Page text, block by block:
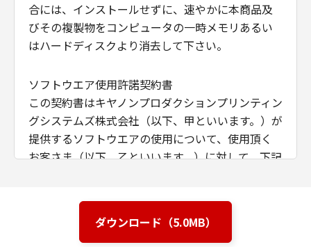
合には、インストールせずに、速やかに本商品及
びその複製物をコンピュータの一時メモリあるい
はハードディスクより消去して下さい。
ソフトウエア使用許諾契約書
この契約書はキヤノンプロダクションプリンティン
グシステムズ株式会社（以下、甲といいます。）が
提供するソフトウエアの使用について、使用頂く
お客さま（以下、乙といいます。）に対して、下記
第1条（定義）
ダウンロード（5.0MB）